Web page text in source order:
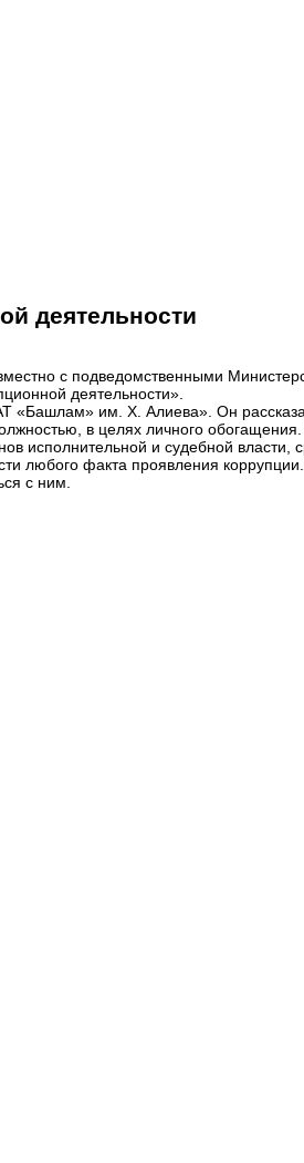
деятельности
с подведомственными
деятельности».
им. Х. Алиева». Он
в целях личного
исполнительной и судебной
любого факта проявления коррупции.
с ним.